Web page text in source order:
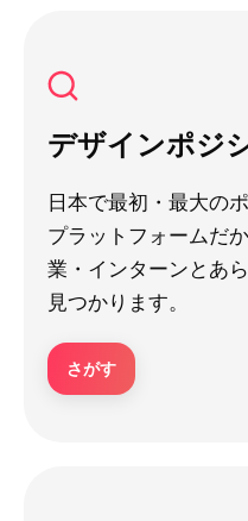
デザインポジ
日本で最初・最大の
プラットフォームだ
業・インターンとあ
見つかります。
さがす